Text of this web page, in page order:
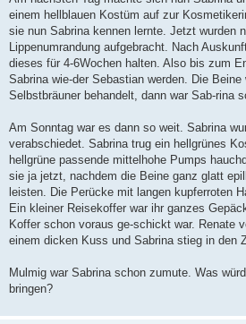
einem hellblauen Kostüm auf zur
sie nun Sabrina kennen lernte. Jetzt wurden
Lippenumrandung aufgebracht. Nach
dieses für 4-6Wochen halten. Also bis zum
Sabrina wie-der Sebastian werden. Die
Selbstbräuner behandelt, dann war Sab-rina
Am Sonntag war es dann so weit. Sabrina
verabschiedet. Sabrina trug ein hellgrünes
hellgrüne passende mittelhohe Pumps
sie ja jetzt, nachdem die Beine ganz glatt
leisten. Die Perücke mit langen kupferroten
Ein kleiner Reisekoffer war ihr ganzes
Koffer schon voraus ge-schickt war. Renate
einem dicken Kuss und Sabrina stieg in den
Mulmig war Sabrina schon zumute. Was
bringen?